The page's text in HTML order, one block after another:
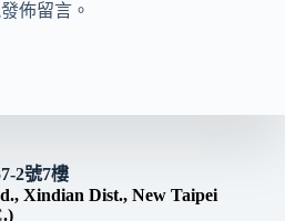
佈留言。
2號7樓
Xindian Dist., New Taipei